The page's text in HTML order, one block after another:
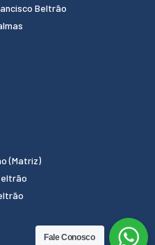
Beltrão
(Matriz)
Fale Conosco